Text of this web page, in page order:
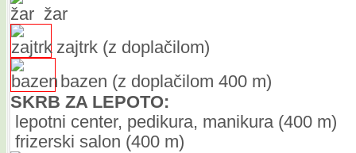
žar
zajtrk (z doplačilom)
bazen (z doplačilom 400 m)
SKRB ZA LEPOTO:
lepotni center, pedikura, manikura (400 m)
frizerski salon (400 m)